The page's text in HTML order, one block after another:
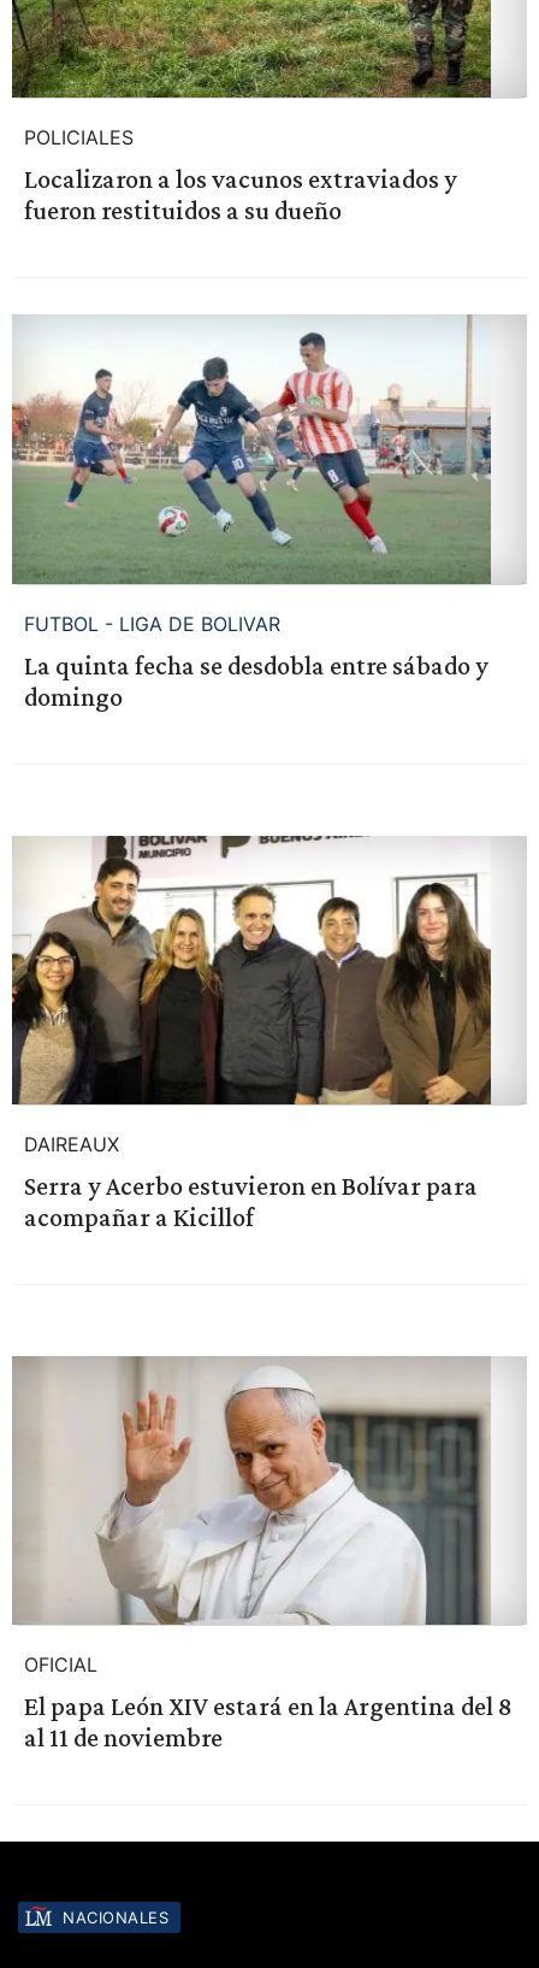
POLICIALES
Localizaron a los vacunos extraviados y
fueron restituidos a su dueño
FUTBOL - LIGA DE BOLIVAR
La quinta fecha se desdobla entre sábado y
domingo
DAIREAUX
Serra y Acerbo estuvieron en Bolívar para
acompañar a Kicillof
OFICIAL
El papa León XIV estará en la Argentina del 8
al 11 de noviembre
NACIONALES